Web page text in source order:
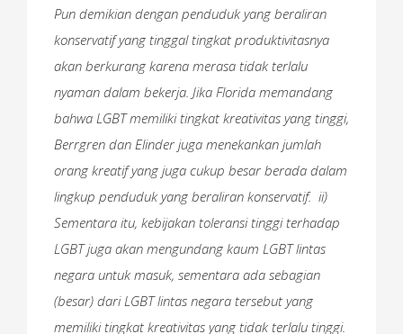
Pun demikian dengan penduduk yang beraliran
konservatif yang tinggal tingkat produktivitasnya
akan berkurang karena merasa tidak terlalu
nyaman dalam bekerja. Jika Florida memandang
bahwa LGBT memiliki tingkat kreativitas yang tinggi,
Berrgren dan Elinder juga menekankan jumlah
orang kreatif yang juga cukup besar berada dalam
lingkup penduduk yang beraliran konservatif. ii)
Sementara itu, kebijakan toleransi tinggi terhadap
LGBT juga akan mengundang kaum LGBT lintas
negara untuk masuk, sementara ada sebagian
(besar) dari LGBT lintas negara tersebut yang
memiliki tingkat kreativitas yang tidak terlalu tinggi.